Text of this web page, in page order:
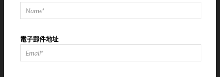
電子郵件地址